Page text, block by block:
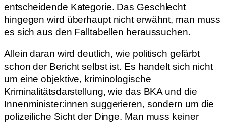
entscheidende Kategorie. Das Geschlecht
hingegen wird überhaupt nicht erwähnt, man muss
es sich aus den Falltabellen heraussuchen.
Allein daran wird deutlich, wie politisch gefärbt
schon der Bericht selbst ist. Es handelt sich nicht
um eine objektive, kriminologische
Kriminalitätsdarstellung, wie das BKA und die
Innenminister:innen suggerieren, sondern um die
polizeiliche Sicht der Dinge. Man muss keiner